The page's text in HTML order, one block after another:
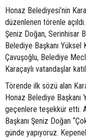
Honaz Belediyesi’nin
düzenlenen törenle
Şeniz Doğan, Serinhisar
Belediye Başkanı
Çavuşoğlu, Belediye
Karaçaylı vatandaşlar
Törende ilk sözü alan
Honaz Belediye
geçenlere teşekkür etti.
Başkanı Şeniz Doğan
günde yapıyoruz.